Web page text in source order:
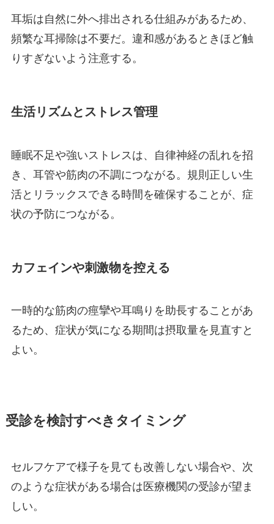
耳垢は自然に外へ排出される仕組みがあるため、
頻繁な耳掃除は不要だ。違和感があるときほど触
りすぎないよう注意する。
生活リズムとストレス管理
睡眠不足や強いストレスは、自律神経の乱れを招
き、耳管や筋肉の不調につながる。規則正しい生
活とリラックスできる時間を確保することが、症
状の予防につながる。
カフェインや刺激物を控える
一時的な筋肉の痙攣や耳鳴りを助長することがあ
るため、症状が気になる期間は摂取量を見直すと
よい。
受診を検討すべきタイミング
セルフケアで様子を見ても改善しない場合や、次
のような症状がある場合は医療機関の受診が望ま
しい。